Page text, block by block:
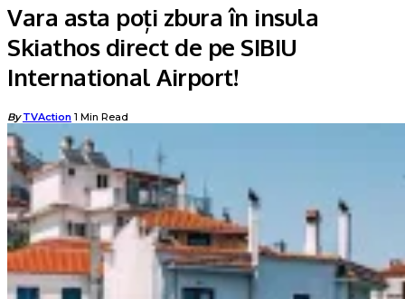
Vara asta poți zbura în insula
Skiathos direct de pe SIBIU
International Airport!
Posted
by
ByTVAction 1 Min Read